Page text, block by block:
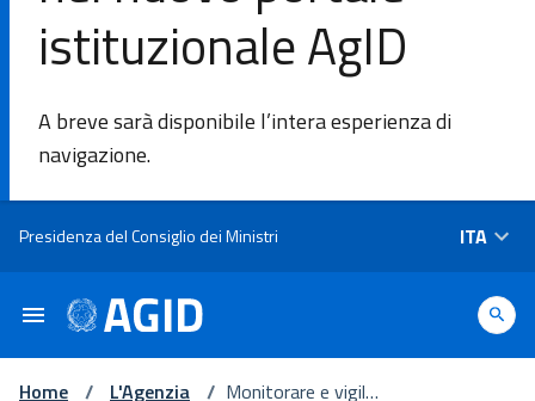
istituzionale AgID
A breve sarà disponibile l’intera esperienza di
navigazione.
Presidenza del Consiglio dei Ministri ITA
L'Agenzia
intervento
Piattaforme
e
tecnologie
Home / L'Agenzia / Monitorare e vigilar